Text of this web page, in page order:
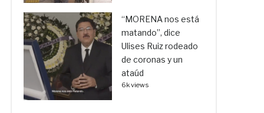
“MORENA nos está
matando”, dice
Ulises Ruiz rodeado
de coronas y un
ataúd
6k views